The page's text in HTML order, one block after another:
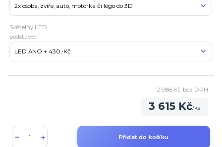
Světelný LED
podstavec
3 615 Kč/ks
2 988 Kč bez DPH
Přidat do košíku